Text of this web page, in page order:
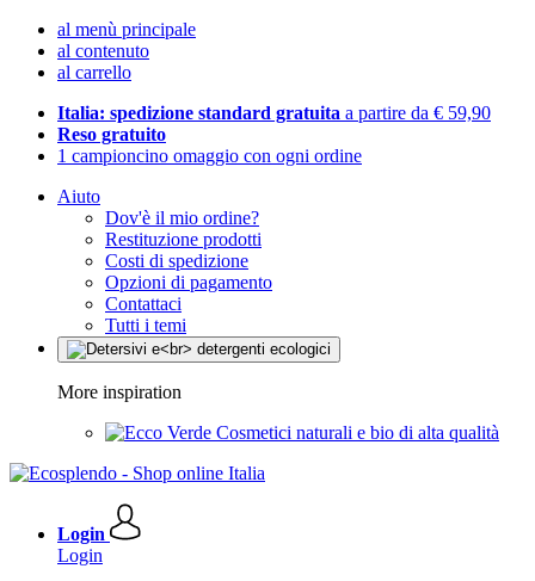
al menù principale
al contenuto
al carrello
Italia: spedizione standard gratuita a partire da € 59,90
Reso gratuito
1 campioncino omaggio con ogni ordine
Aiuto
Dov'è il mio ordine?
Restituzione prodotti
Costi di spedizione
Opzioni di pagamento
Contattaci
Tutti i temi
More inspiration
Cosmetici naturali e bio di alta qualità
Login
Login